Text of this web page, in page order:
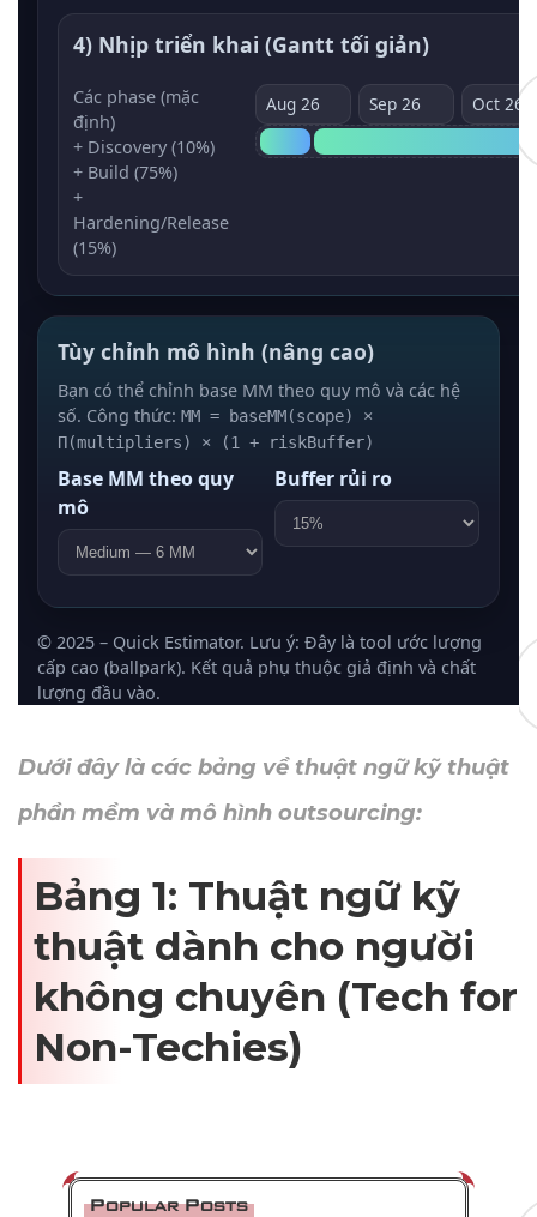
Dưới đây là các bảng về thuật ngữ kỹ thuật
phần mềm và mô hình outsourcing:
Bảng 1: Thuật ngữ kỹ
thuật dành cho người
không chuyên (Tech for
Non-Techies)
Popular Posts